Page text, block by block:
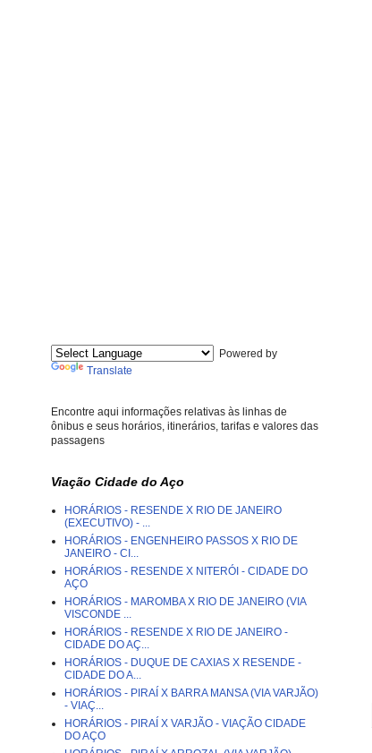
Powered by
Translate
Encontre aqui informações relativas às linhas de
ônibus e seus horários, itinerários, tarifas e valores das
passagens
Viação Cidade do Aço
HORÁRIOS - RESENDE X RIO DE JANEIRO
(EXECUTIVO) - ...
HORÁRIOS - ENGENHEIRO PASSOS X RIO DE
JANEIRO - CI...
HORÁRIOS - RESENDE X NITERÓI - CIDADE DO
AÇO
HORÁRIOS - MAROMBA X RIO DE JANEIRO (VIA
VISCONDE ...
HORÁRIOS - RESENDE X RIO DE JANEIRO -
CIDADE DO AÇ...
HORÁRIOS - DUQUE DE CAXIAS X RESENDE -
CIDADE DO A...
HORÁRIOS - PIRAÍ X BARRA MANSA (VIA VARJÃO)
- VIAÇ...
HORÁRIOS - PIRAÍ X VARJÃO - VIAÇÃO CIDADE
DO AÇO